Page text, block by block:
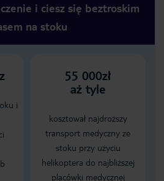
i ciesz się beztroskim
na stoku
i
55 000zł
aż tyle
kosztował najdroższy
transport medyczny ze
stoku przy użyciu
helikoptera do najbliższej
placówki medycznej